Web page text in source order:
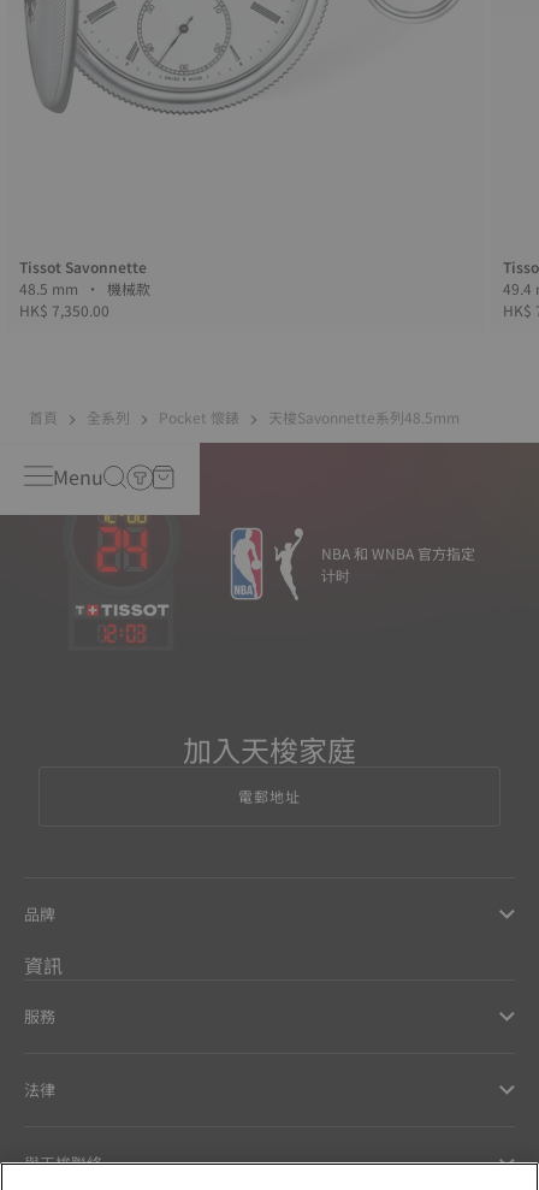
Tissot Savonnette
48.5 mm • 機械款
HK$ 7,350.00
HK$
首頁 全系列 Pocket 懷錶 天梭Savonnette系列48.5mm
Menu
12:03
NBA 和 WNBA 官方指定
计时
加入天梭家庭
電郵地址
品牌
資訊
服務
法律
與天梭聯絡